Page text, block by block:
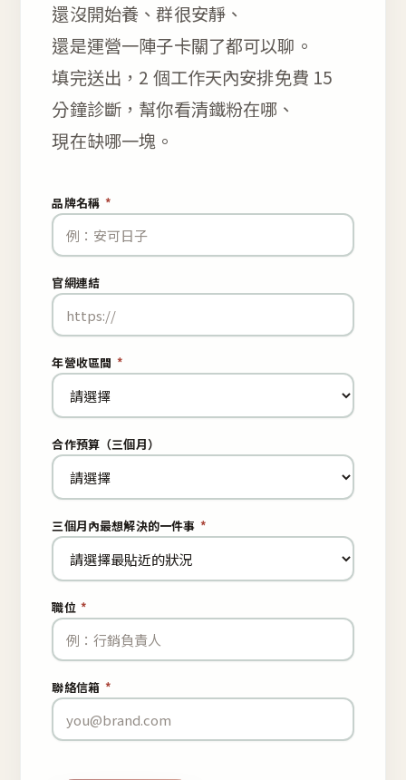
還沒開始養、群很安靜、
還是運營一陣子卡關了都可以聊。
填完送出，2 個工作天內安排免費 15
分鐘診斷，幫你看清鐵粉在哪、
現在缺哪一塊。
品牌名稱 *
官網連結
年營收區間 *
合作預算（三個月）
三個月內最想解決的一件事 *
職位 *
聯絡信箱 *